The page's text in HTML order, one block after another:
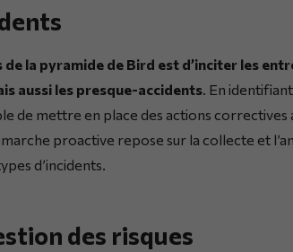
de la pyramide de Bird est d’inciter les
aussi les presque-accidents. En
de mettre en place des actions correctives
proactive repose sur la collecte et
d’incidents.
des risques